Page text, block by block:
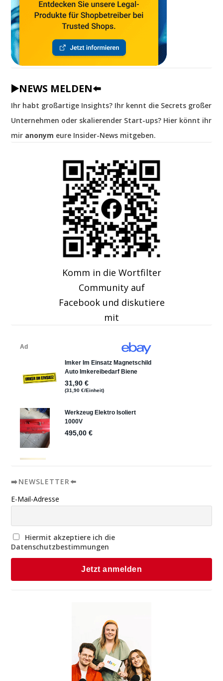
▶️NEWS MELDEN⬅️
Ihr habt großartige Insights? Ihr kennt die Secrets großer
Unternehmen oder skalierender Start-ups? Hier könnt ihr
mir anonym eure Insider-News mitgeben.
Komm in die Wortfilter
Community auf
Facebook und diskutiere
mit
➡️NEWSLETTER⬅️
E-Mail-Adresse
Hiermit akzeptiere ich die
Datenschutzbestimmungen